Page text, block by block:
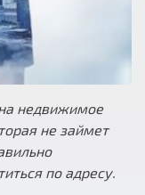
недвижимое
не займет
по адресу.